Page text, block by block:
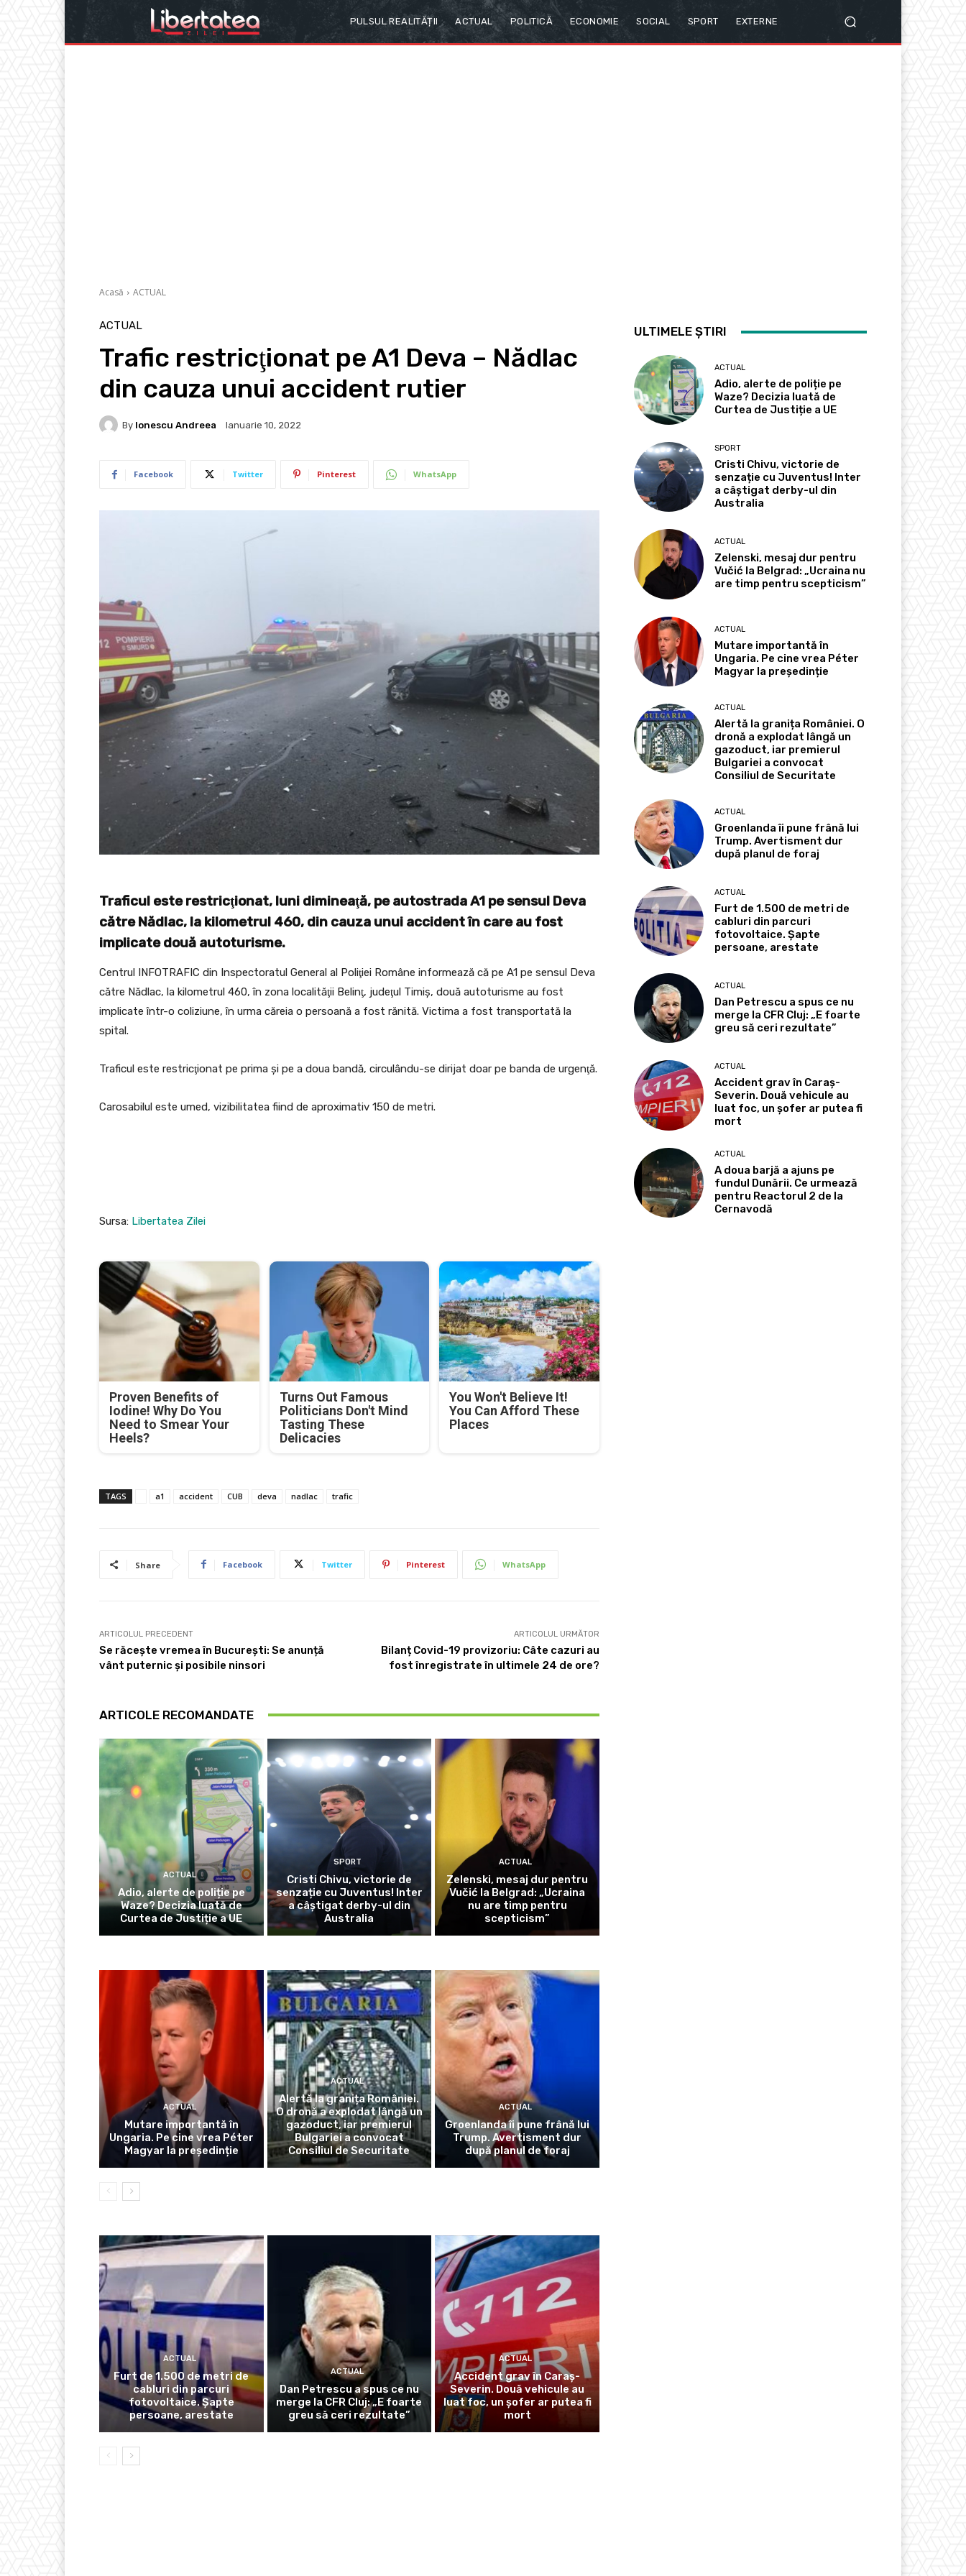
PULSUL REALITĂȚII ACTUAL POLITICĂ ECONOMIE SOCIAL SPORT EXTERNE
Acasă ACTUAL
ACTUAL
Trafic restricţionat pe A1 Deva – Nădlac
din cauza unui accident rutier
By Ionescu Andreea Ianuarie 10, 2022
Facebook Twitter Pinterest WhatsApp
Traficul este restricţionat, luni dimineaţă, pe autostrada A1 pe sensul Deva
către Nădlac, la kilometrul 460, din cauza unui accident în care au fost
implicate două autoturisme.
Centrul INFOTRAFIC din Inspectoratul General al Poliţiei Române informează că pe A1 pe sensul Deva
către Nădlac, la kilometrul 460, în zona localităţii Belinţ, judeţul Timiş, două autoturisme au fost
implicate într-o coliziune, în urma căreia o persoană a fost rănită. Victima a fost transportată la
spital.
Traficul este restricţionat pe prima şi pe a doua bandă, circulându-se dirijat doar pe banda de urgenţă.
Carosabilul este umed, vizibilitatea fiind de aproximativ 150 de metri.
Sursa: Libertatea Zilei
Proven Benefits of
Iodine! Why Do You
Need to Smear Your
Heels?
Turns Out Famous
Politicians Don't Mind
Tasting These
Delicacies
You Won't Believe It!
You Can Afford These
Places
TAGS a1 accident CUB deva nadlac trafic
Share Facebook Twitter Pinterest WhatsApp
ARTICOLUL PRECEDENT
Se răcește vremea în București: Se anunță
vânt puternic și posibile ninsori
ARTICOLUL URMĂTOR
Bilanț Covid-19 provizoriu: Câte cazuri au
fost înregistrate în ultimele 24 de ore?
ARTICOLE RECOMANDATE
ACTUAL
Adio, alerte de poliție pe
Waze? Decizia luată de
Curtea de Justiție a UE
SPORT
Cristi Chivu, victorie de
senzație cu Juventus! Inter
a câștigat derby-ul din
Australia
ACTUAL
Zelenski, mesaj dur pentru
Vučić la Belgrad: „Ucraina
nu are timp pentru
scepticism”
ACTUAL
Mutare importantă în
Ungaria. Pe cine vrea Péter
Magyar la președinție
ACTUAL
Alertă la granița României.
O dronă a explodat lângă un
gazoduct, iar premierul
Bulgariei a convocat
Consiliul de Securitate
ACTUAL
Groenlanda îi pune frână lui
Trump. Avertisment dur
după planul de foraj
ACTUAL
Furt de 1.500 de metri de
cabluri din parcuri
fotovoltaice. Șapte
persoane, arestate
ACTUAL
Dan Petrescu a spus ce nu
merge la CFR Cluj: „E foarte
greu să ceri rezultate”
ACTUAL
Accident grav în Caraș-
Severin. Două vehicule au
luat foc, un șofer ar putea fi
mort
ULTIMELE ȘTIRI
ACTUAL
Adio, alerte de poliție pe
Waze? Decizia luată de
Curtea de Justiție a UE
SPORT
Cristi Chivu, victorie de
senzație cu Juventus! Inter
a câștigat derby-ul din
Australia
ACTUAL
Zelenski, mesaj dur pentru
Vučić la Belgrad: „Ucraina nu
are timp pentru scepticism”
ACTUAL
Mutare importantă în
Ungaria. Pe cine vrea Péter
Magyar la președinție
ACTUAL
Alertă la granița României. O
dronă a explodat lângă un
gazoduct, iar premierul
Bulgariei a convocat
Consiliul de Securitate
ACTUAL
Groenlanda îi pune frână lui
Trump. Avertisment dur
după planul de foraj
ACTUAL
Furt de 1.500 de metri de
cabluri din parcuri
fotovoltaice. Șapte
persoane, arestate
ACTUAL
Dan Petrescu a spus ce nu
merge la CFR Cluj: „E foarte
greu să ceri rezultate”
ACTUAL
Accident grav în Caraș-
Severin. Două vehicule au
luat foc, un șofer ar putea fi
mort
ACTUAL
A doua barjă a ajuns pe
fundul Dunării. Ce urmează
pentru Reactorul 2 de la
Cernavodă